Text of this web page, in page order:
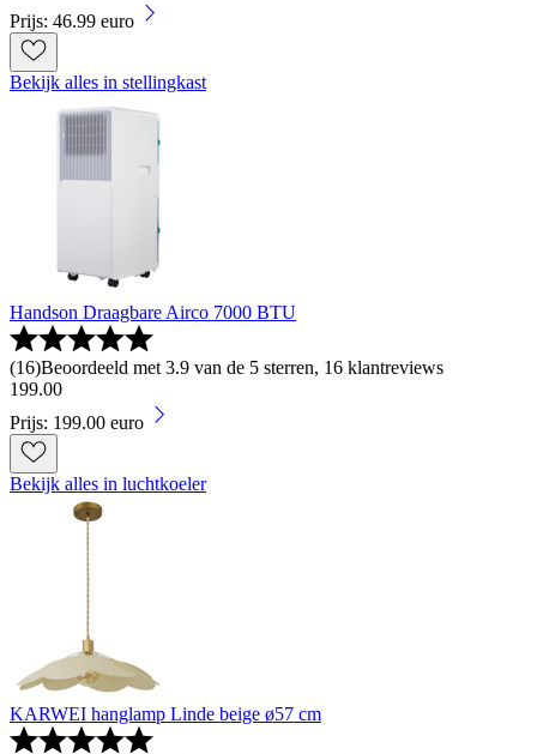
Prijs: 46.99 euro
Bekijk alles in stellingkast
Handson Draagbare Airco 7000 BTU
(16)Beoordeeld met 3.9 van de 5 sterren, 16 klantreviews
199.00
Prijs: 199.00 euro
Bekijk alles in luchtkoeler
KARWEI hanglamp Linde beige ø57 cm